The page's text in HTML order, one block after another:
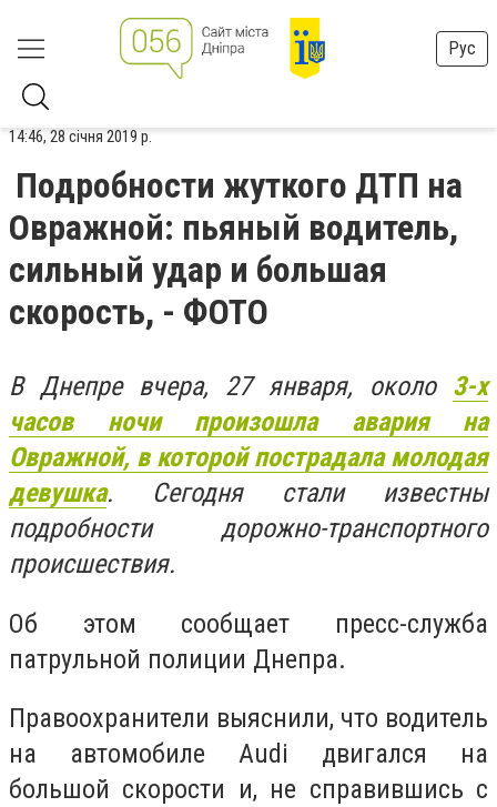
Рус
14:46, 28 січня 2019 р.
Подробности жуткого ДТП на
Овражной: пьяный водитель,
сильный удар и большая
скорость, - ФОТО
В Днепре вчера, 27 января, около 3-х
часов ночи произошла авария на
Овражной, в которой пострадала молодая
девушка. Сегодня стали известны
подробности дорожно-транспортного
происшествия.
Об этом сообщает пресс-служба
патрульной полиции Днепра.
Правоохранители выяснили, что водитель
на автомобиле Audi двигался на
большой скорости и, не справившись с